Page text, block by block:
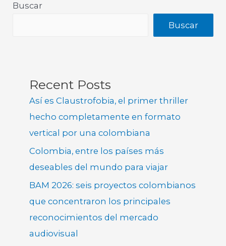
Buscar
Buscar
Recent Posts
Así es Claustrofobia, el primer thriller
hecho completamente en formato
vertical por una colombiana
Colombia, entre los países más
deseables del mundo para viajar
BAM 2026: seis proyectos colombianos
que concentraron los principales
reconocimientos del mercado
audiovisual